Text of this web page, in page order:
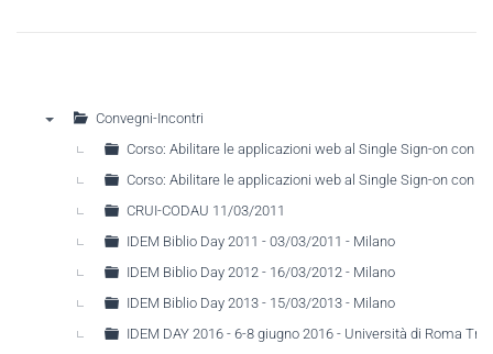
Convegni-Incontri
Corso: Abilitare le applicazioni web al Single Sign-on con
Corso: Abilitare le applicazioni web al Single Sign-on con
CRUI-CODAU 11/03/2011
IDEM Biblio Day 2011 - 03/03/2011 - Milano
IDEM Biblio Day 2012 - 16/03/2012 - Milano
IDEM Biblio Day 2013 - 15/03/2013 - Milano
IDEM DAY 2016 - 6-8 giugno 2016 - Università di Roma Tre